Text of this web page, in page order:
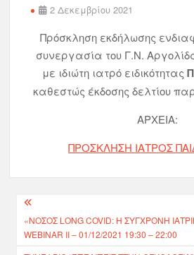
2 Δεκεμβρίου 2021
Πρόσκληση εκδήλωσης
συνεργασία του Γ.Ν.
με ιδιώτη ιατρό ειδικότητας
καθεστώς έκδοσης δελτίου
ΑΡΧΕΙΑ:
ΠΡΟΣΚΛΗΣΗ ΙΑΤΡΟΣ
«ΝΟΣΟΣ LONG COVID: Η ΣΎΓΧΡΟΝΗ
WEBINAR II – 01/12/2021 19:30 – 22:00